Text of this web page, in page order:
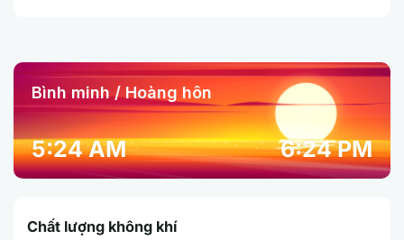
Bình minh / Hoàng hôn
5:24 AM 6:24 PM
Chất lượng không khí